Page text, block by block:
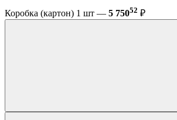
Коробка (картон) 1 шт — 5 75052 ₽